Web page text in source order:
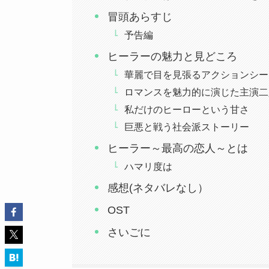
冒頭あらすじ
予告編
ヒーラーの魅力と見どころ
華麗で目を見張るアクションシ
ロマンスを魅力的に演じた主演
私だけのヒーローという甘さ
巨悪と戦う社会派ストーリー
ヒーラー～最高の恋人～とは
ハマリ度は
感想(ネタバレなし）
OST
さいごに